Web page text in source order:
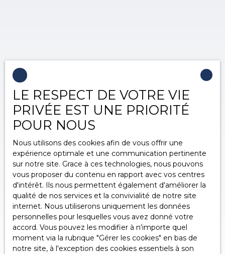
LE RESPECT DE VOTRE VIE
PRIVÉE EST UNE PRIORITÉ
POUR NOUS
Nous utilisons des cookies afin de vous offrir une
expérience optimale et une communication pertinente
sur notre site. Grace à ces technologies, nous pouvons
vous proposer du contenu en rapport avec vos centres
d'intérêt. Ils nous permettent également d'améliorer la
qualité de nos services et la convivialité de notre site
internet. Nous utiliserons uniquement les données
personnelles pour lesquelles vous avez donné votre
accord. Vous pouvez les modifier à n'importe quel
moment via la rubrique ″Gérer les cookies″ en bas de
notre site, à l'exception des cookies essentiels à son